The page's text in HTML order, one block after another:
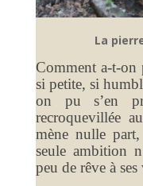
La
Comment a-t-on
si petite, si
on pu s’en
recroquevillée
mène nulle
seule ambition
peu de rêve à